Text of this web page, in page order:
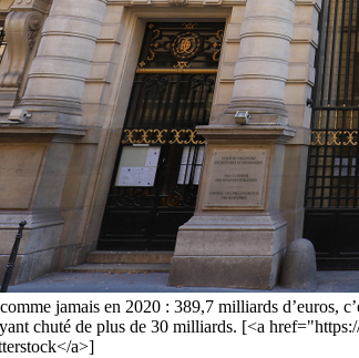
jamais en 2020 : 389,7 milliards d’euros,
chuté de plus de 30 milliards. [<a
a>]